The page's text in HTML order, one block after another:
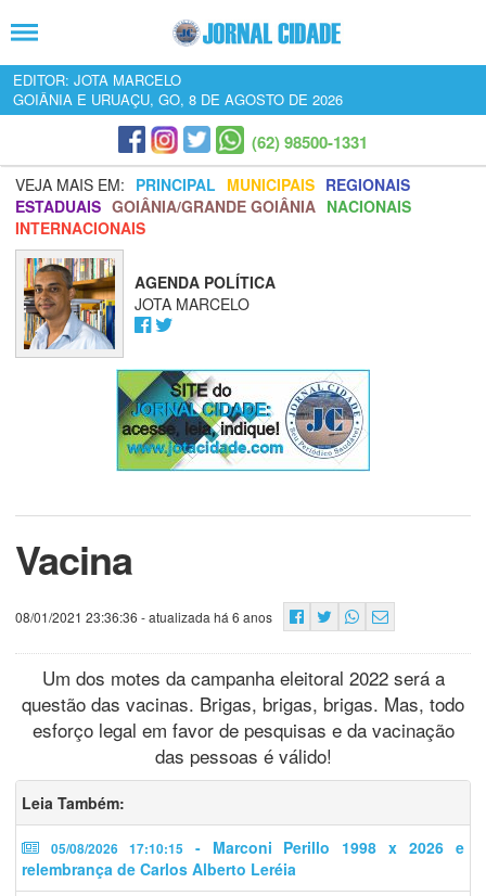
EDITOR: JOTA MARCELO
GOIÂNIA E URUAÇU, GO, 8 DE AGOSTO DE 2026
(62) 98500-1331
VEJA MAIS EM: PRINCIPAL MUNICIPAIS REGIONAIS
ESTADUAIS GOIÂNIA/GRANDE GOIÂNIA NACIONAIS
INTERNACIONAIS
AGENDA POLÍTICA
JOTA MARCELO
Vacina
08/01/2021 23:36:36 - atualizada há 6 anos
Um dos motes da campanha eleitoral 2022 será a
questão das vacinas. Brigas, brigas, brigas. Mas, todo
esforço legal em favor de pesquisas e da vacinação
das pessoas é válido!
Leia Também:
05/08/2026 17:10:15
- Marconi Perillo 1998 x 2026 e
relembrança de Carlos Alberto Leréia